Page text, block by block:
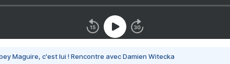
Maguire, c'est lui ! Rencontre avec Damien Witecka